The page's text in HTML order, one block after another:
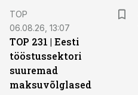
TOP
06.08.26, 13:07
TOP 231 | Eesti
tööstussektori
suuremad
maksuvõlglased